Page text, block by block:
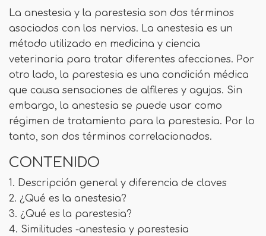
La anestesia y la parestesia son dos términos
asociados con los nervios. La anestesia es un
método utilizado en medicina y ciencia
veterinaria para tratar diferentes afecciones. Por
otro lado, la parestesia es una condición médica
que causa sensaciones de alfileres y agujas. Sin
embargo, la anestesia se puede usar como
régimen de tratamiento para la parestesia. Por lo
tanto, son dos términos correlacionados.
CONTENIDO
1. Descripción general y diferencia de claves
2. ¿Qué es la anestesia?
3. ¿Qué es la parestesia?
4. Similitudes -anestesia y parestesia